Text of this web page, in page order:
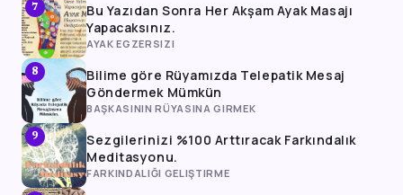
7
Bu Yazıdan Sonra Her Akşam Ayak Masajı
Yapacaksınız.
AYAK EGZERSIZI
8
Bilime göre Rüyamızda Telepatik Mesaj
Göndermek Mümkün
BAŞKASININ RÜYASINA GIRMEK
9
Sezgilerinizi %100 Arttıracak Farkındalık
Meditasyonu.
FARKINDALIĞI GELIŞTIRME